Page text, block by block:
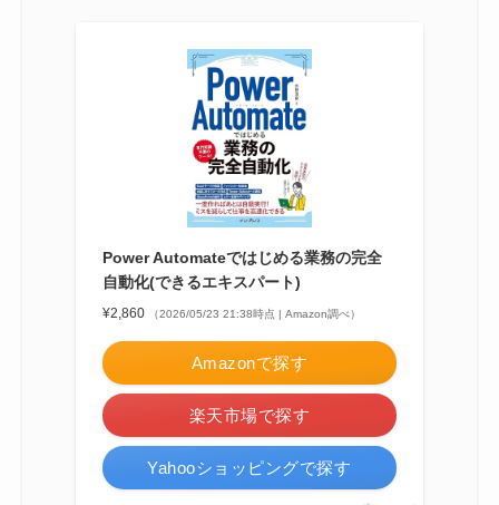
Power Automateではじめる業務の完全
自動化(できるエキスパート)
¥2,860 （2026/05/23 21:38時点 | Amazon調べ）
Amazonで探す
楽天市場で探す
Yahooショッピングで探す